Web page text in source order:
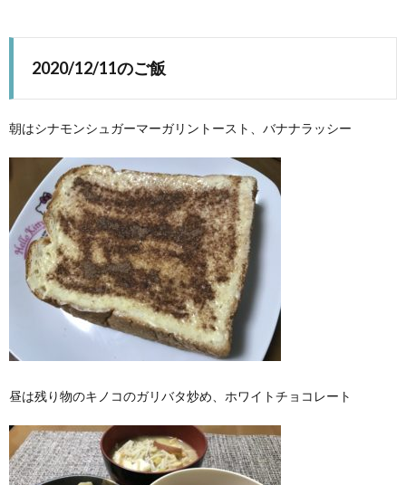
2020/12/11のご飯
朝はシナモンシュガーマーガリントースト、バナナラッシー
昼は残り物のキノコのガリバタ炒め、ホワイトチョコレート